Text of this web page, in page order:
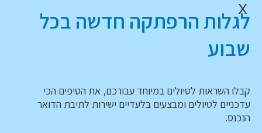
X
לגלות הרפתקה חדשה בכל
שבוע
קבלו השראות לטיולים במיוחד עבורכם, את הטיפים הכי
עדכניים לטיולים ומבצעים בלעדיים ישירות לתיבת הדואר
הנכנס.